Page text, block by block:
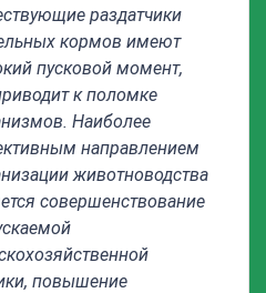
раздатчики
кормов имеют
пусковой момент,
к поломке
Наиболее
направлением
животноводства
совершенствование
повышение